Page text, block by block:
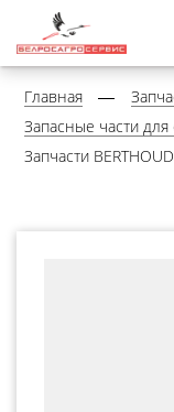
Главная
Запасные части для
Запчасти BERTHOUD